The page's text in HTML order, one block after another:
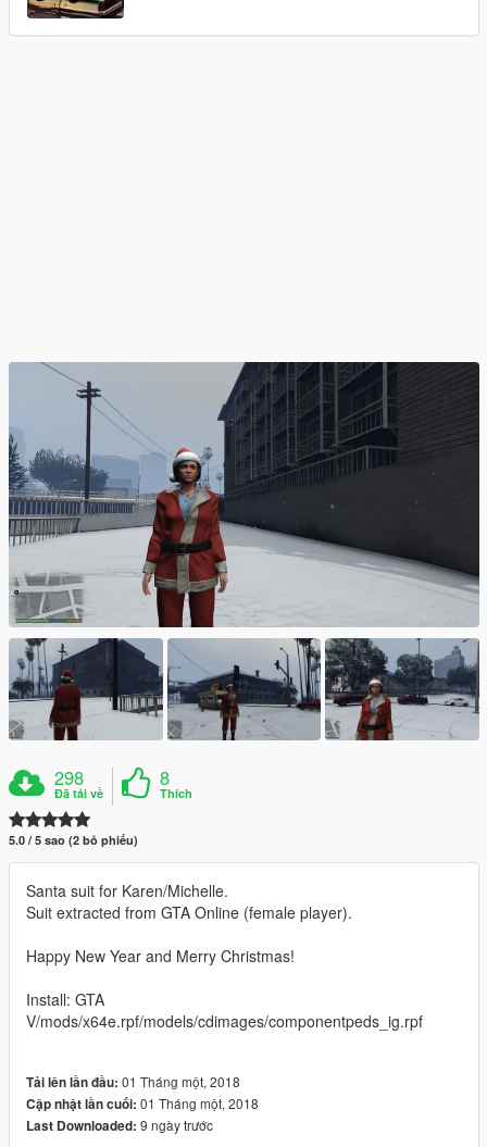
298
Đã tải về
8
Thích
5.0 / 5 sao (2 bỏ phiếu)
Santa suit for Karen/Michelle.
Suit extracted from GTA Online (female player).
Happy New Year and Merry Christmas!
Install: GTA
V/mods/x64e.rpf/models/cdimages/componentpeds_ig.rpf
Tải lên lần đầu: 01 Tháng một, 2018
Cập nhật lần cuối: 01 Tháng một, 2018
Last Downloaded: 9 ngày trước